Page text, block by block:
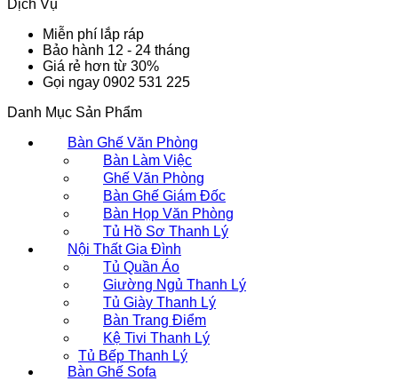
Dịch Vụ
Miễn phí lắp ráp
Bảo hành 12 - 24 tháng
Giá rẻ hơn từ 30%
Gọi ngay 0902 531 225
Danh Mục Sản Phẩm
Bàn Ghế Văn Phòng
Bàn Làm Việc
Ghế Văn Phòng
Bàn Ghế Giám Đốc
Bàn Họp Văn Phòng
Tủ Hồ Sơ Thanh Lý
Nội Thất Gia Đình
Tủ Quần Áo
Giường Ngủ Thanh Lý
Tủ Giày Thanh Lý
Bàn Trang Điểm
Kệ Tivi Thanh Lý
Tủ Bếp Thanh Lý
Bàn Ghế Sofa